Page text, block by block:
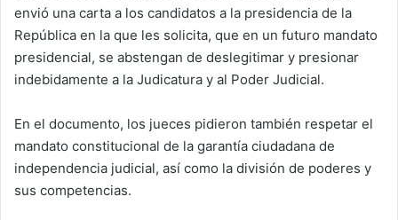
envió una carta a los candidatos a la presidencia de la
República en la que les solicita, que en un futuro mandato
presidencial, se abstengan de deslegitimar y presionar
indebidamente a la Judicatura y al Poder Judicial.
En el documento, los jueces pidieron también respetar el
mandato constitucional de la garantía ciudadana de
independencia judicial, así como la división de poderes y
sus competencias.